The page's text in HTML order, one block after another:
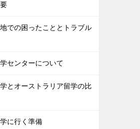
での困ったこととトラブル
センターについて
とオーストラリア留学の比
に行く準備